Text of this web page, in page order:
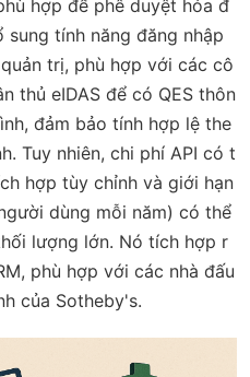
hợp để phê duyệt hóa đ
tính năng đăng nhập
trị, phù hợp với các cô
thủ eIDAS để có QES thôn
đảm bảo tính hợp lệ the
Tuy nhiên, chi phí API có t
hợp tùy chỉnh và giới hạn
dùng mỗi năm) có thể
lượng lớn. Nó tích hợp r
phù hợp với các nhà đấu
của Sotheby's.